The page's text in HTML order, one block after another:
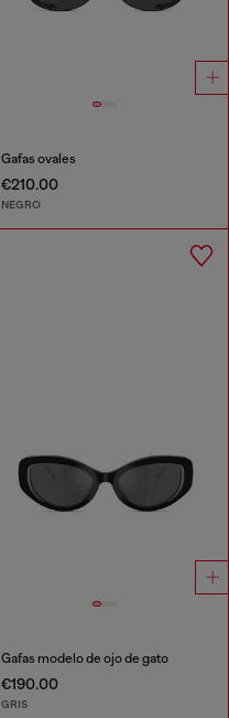
Gafas ovales
€210.00
NEGRO
Gafas modelo de ojo de gato
€190.00
GRIS